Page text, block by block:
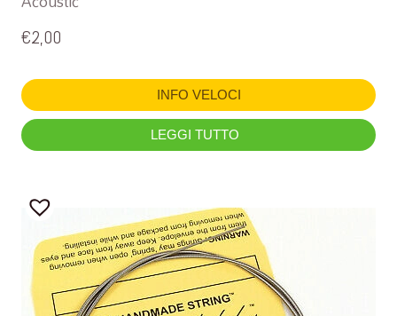
€2,00
INFO VELOCI
LEGGI TUTTO